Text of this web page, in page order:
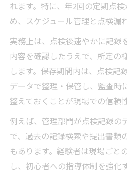
れます。特に、年2回の定期点
め、スケジュール管理と点検漏
実務上は、点検後速やかに記録
内容を確認したうえで、所定の
します。保存期間内は、点検記
データで整理・保管し、監査時
整えておくことが現場での信頼
例えば、管理部門が点検記録の
で、過去の記録検索や提出書類
もあります。経験者は現場ごと
し、初心者への指導体制を強化